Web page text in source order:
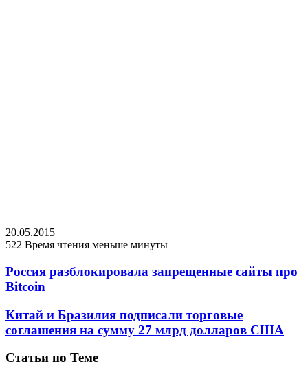
20.05.2015
522 Время чтения меньше минуты
Россия разблокировала запрещенные сайты про
Bitcoin
Китай и Бразилия подписали торговые
соглашения на сумму 27 млрд долларов США
Статьи по Теме